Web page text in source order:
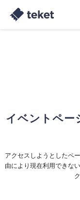
イベントペー
アクセスしようとしたペ
由により現在利用できな